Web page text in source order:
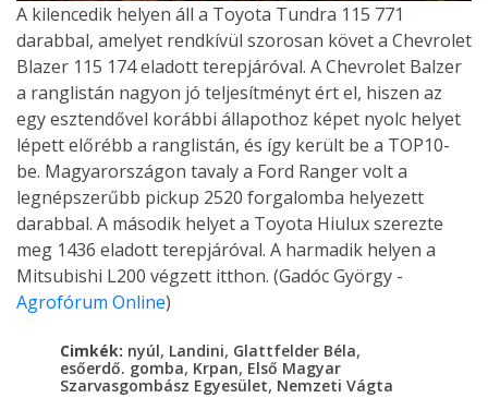
A kilencedik helyen áll a Toyota Tundra 115 771
darabbal, amelyet rendkívül szorosan követ a Chevrolet
Blazer 115 174 eladott terepjáróval. A Chevrolet Balzer
a ranglistán nagyon jó teljesítményt ért el, hiszen az
egy esztendővel korábbi állapothoz képet nyolc helyet
lépett előrébb a ranglistán, és így került be a TOP10-
be. Magyarországon tavaly a Ford Ranger volt a
legnépszerűbb pickup 2520 forgalomba helyezett
darabbal. A második helyet a Toyota Hiulux szerezte
meg 1436 eladott terepjáróval. A harmadik helyen a
Mitsubishi L200 végzett itthon. (Gadóc György -
Agrofórum Online)
Cimkék: nyúl, Landini, Glattfelder Béla,
esőerdő. gomba, Krpan, Első Magyar
Szarvasgombász Egyesület, Nemzeti Vágta